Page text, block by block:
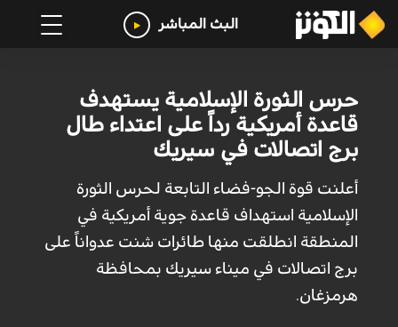
البث المباشر
حرس الثورة الإسلامية يستهدف
قاعدة أمريكية رداً على اعتداء طال
برج اتصالات في سيريك
أعلنت قوة الجو-فضاء التابعة لحرس الثورة
الإسلامية استهداف قاعدة جوية أمريكية في
المنطقة انطلقت منها طائرات شنت عدواناً على
برج اتصالات في ميناء سيريك بمحافظة
هرمزغان.